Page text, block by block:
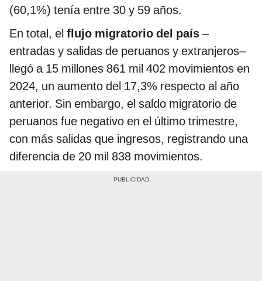
(60,1%) tenía entre 30 y 59 años.
En total, el flujo migratorio del país –
entradas y salidas de peruanos y extranjeros–
llegó a 15 millones 861 mil 402 movimientos en
2024, un aumento del 17,3% respecto al año
anterior. Sin embargo, el saldo migratorio de
peruanos fue negativo en el último trimestre,
con más salidas que ingresos, registrando una
diferencia de 20 mil 838 movimientos.